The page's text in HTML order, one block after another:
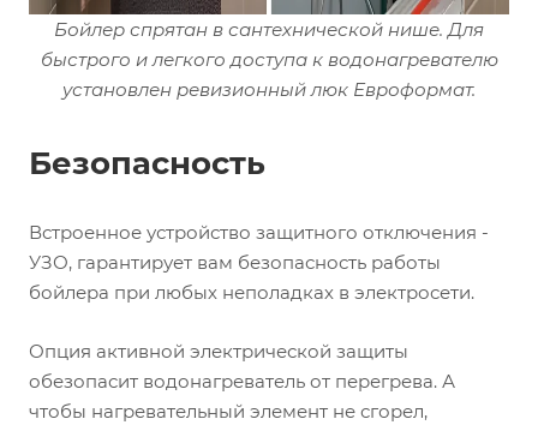
Бойлер спрятан в сантехнической нише. Для
быстрого и легкого доступа к водонагревателю
установлен ревизионный люк Евроформат.
Безопасность
Встроенное устройство защитного отключения -
УЗО, гарантирует вам безопасность работы
бойлера при любых неполадках в электросети.
Опция активной электрической защиты
обезопасит водонагреватель от перегрева. А
чтобы нагревательный элемент не сгорел,